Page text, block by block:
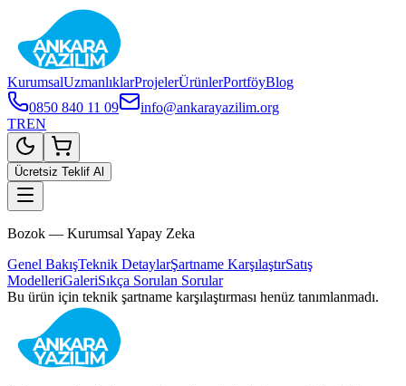
KurumsalUzmanlıklarProjelerÜrünlerPortföyBlog
0850 840 11 09
info@ankarayazilim.org
TREN
Ücretsiz Teklif Al
Bozok — Kurumsal Yapay Zeka
Genel BakışTeknik DetaylarŞartname KarşılaştırSatış
ModelleriGaleriSıkça Sorulan Sorular
Bu ürün için teknik şartname karşılaştırması henüz tanımlanmadı.